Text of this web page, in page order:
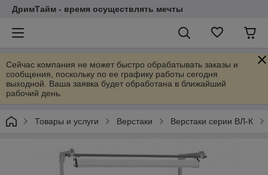
ДримТайм - время осуществлять мечты
Сейчас компания не может быстро обрабатывать заказы и
сообщения, поскольку по ее графику работы сегодня
выходной. Ваша заявка будет обработана в ближайший
рабочий день.
Товары и услуги Верстаки Верстаки серии ВЛ-К